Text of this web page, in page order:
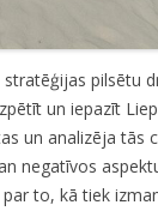
pilsētu
un iepazīt
un analizēja tās
negatīvos
to, kā tiek